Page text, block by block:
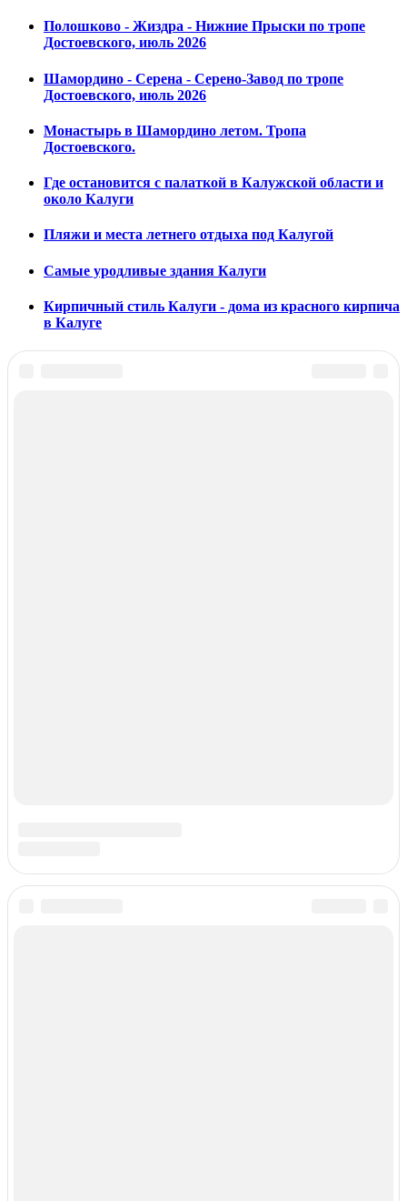
Полошково - Жиздра - Нижние Прыски по тропе
Достоевского, июль 2026
Шамордино - Серена - Серено-Завод по тропе
Достоевского, июль 2026
Монастырь в Шамордино летом. Тропа
Достоевского.
Где остановится с палаткой в Калужской области и
около Калуги
Пляжи и места летнего отдыха под Калугой
Самые уродливые здания Калуги
Кирпичный стиль Калуги - дома из красного кирпича
в Калуге